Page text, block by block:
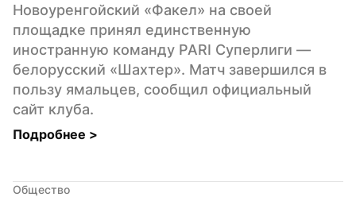
Новоуренгойский «Факел» на своей
площадке принял единственную
иностранную команду PARI Суперлиги —
белорусский «Шахтер». Матч завершился в
пользу ямальцев, сообщил официальный
сайт клуба.
Подробнее >
Общество